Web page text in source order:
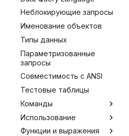
JDBC
Резервное копирование
Управление доступом
Аутентификация с помощью
LDAP/LDAPS
Включение протокола SSL
Использование журнала
аудита
Рекомендации по сайзингу
Настройка Systemd
Устранение неполадок
Неблокирующие запросы
Именование объектов
Типы данных
Параметризованные
запросы
Совместимость с ANSI
Тестовые таблицы
Команды
ALTER PLUGIN
ALTER PROCEDURE
Использование
Общие табличные
Функции и выражения